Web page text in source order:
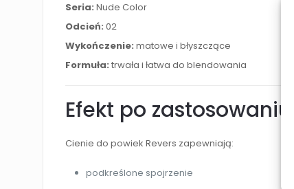
Seria: Nude Color
Odcień: 02
Wykończenie: matowe i błyszczące
Formuła: trwała i łatwa do blendowania
Efekt po zastosowaniu
Cienie do powiek Revers zapewniają:
podkreślone spojrzenie